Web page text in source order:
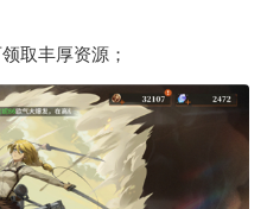
取丰厚资源；